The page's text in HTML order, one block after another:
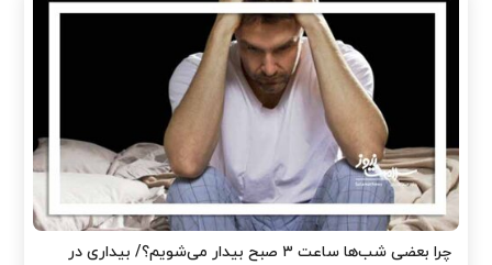
چرا بعضی شب‌ها ساعت ۳ صبح بیدار می‌شویم؟/ بیداری در